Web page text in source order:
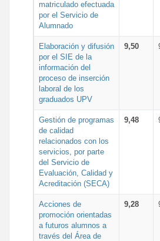
matriculado efectuada
por el Servicio de
Alumnado
Elaboración y difusión
por el SIE de la
información del
proceso de inserción
laboral de los
graduados UPV
9,50
Gestión de programas
de calidad
relacionados con los
servicios, por parte
del Servicio de
Evaluación, Calidad y
Acreditación (SECA)
9,48
Acciones de
promoción orientadas
a futuros alumnos a
través del Área de
9,28